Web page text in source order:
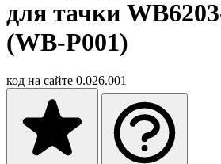
для тачки
(WB-P001)
код на сайте 0.026.001